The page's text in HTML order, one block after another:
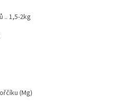
.. 1,5-2kg
(Mg)